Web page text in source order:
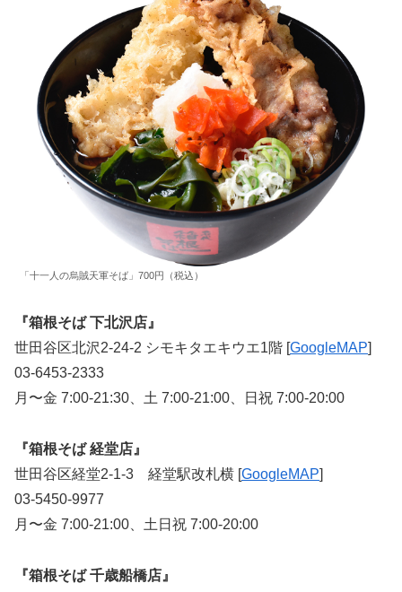
「十一人の烏賊天軍そば」700円（税込）
『箱根そば 下北沢店』
世田谷区北沢2-24-2 シモキタエキウエ1階 [GoogleMAP]
03-6453-2333
月〜金 7:00-21:30、土 7:00-21:00、日祝 7:00-20:00
『箱根そば 経堂店』
世田谷区経堂2-1-3 経堂駅改札横 [GoogleMAP]
03-5450-9977
月〜金 7:00-21:00、土日祝 7:00-20:00
『箱根そば 千歳船橋店』